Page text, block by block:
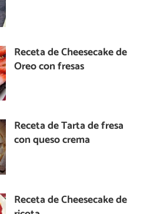
Receta de Cheesecake de
Oreo con fresas
Receta de Tarta de fresa
con queso crema
Receta de Cheesecake de